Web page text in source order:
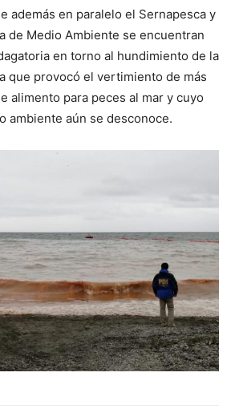
además en paralelo el Sernapesca y
de Medio Ambiente se encuentran
en torno al hundimiento de la
que provocó el vertimiento de más
alimento para peces al mar y cuyo
ambiente aún se desconoce.